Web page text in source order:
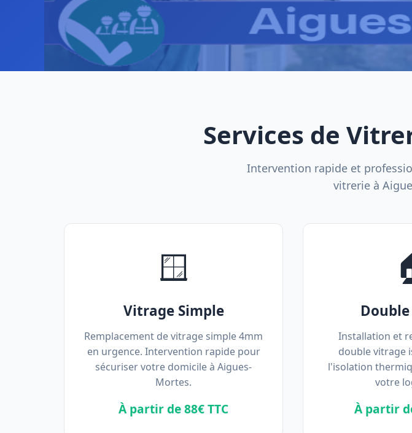
Services de
Intervention rapide et
vitrerie à
🪟
Vitrage Simple
Remplacement de vitrage simple 4mm
en urgence. Intervention rapide pour
sécuriser votre domicile à Aigues-
Mortes.
À partir de 88€ TTC
Installation et
double vitrage
l'isolation
votre
À partir